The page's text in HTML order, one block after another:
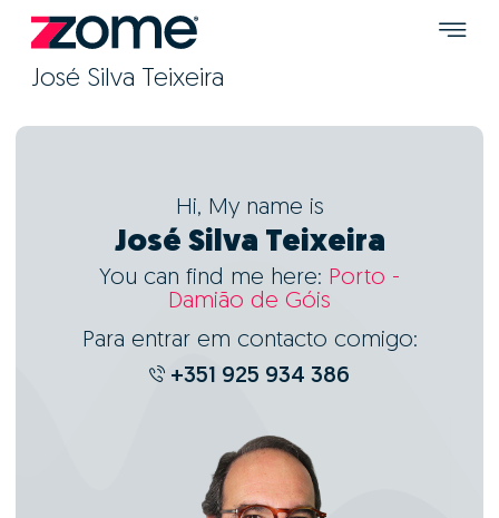
José Silva Teixeira
Hi, My name is
José Silva Teixeira
You can find me here: Porto -
Damião de Góis
Para entrar em contacto comigo:
+351 925 934 386